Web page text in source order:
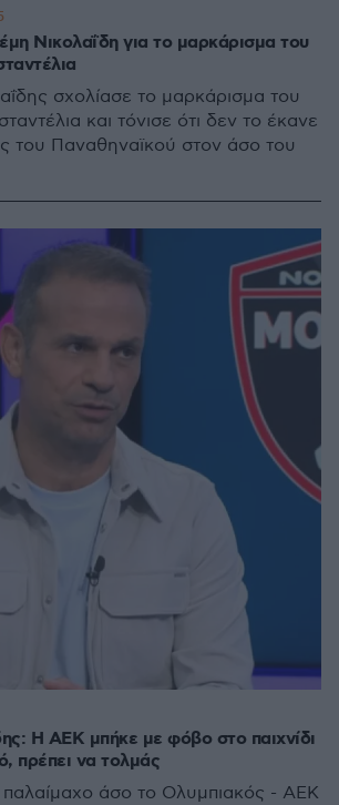
Νικολαΐδη για το μαρκάρισμα του
σχολίασε το μαρκάρισμα του
και τόνισε ότι δεν το έκανε
του Παναθηναϊκού στον άσο του
Η ΑΕΚ μπήκε με φόβο στο παιχνίδι
πρέπει να τολμάς
άσο το Ολυμπιακός - ΑΕΚ